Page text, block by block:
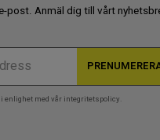
post. Anmäl dig till vårt
enlighet med vår integritetspolicy.